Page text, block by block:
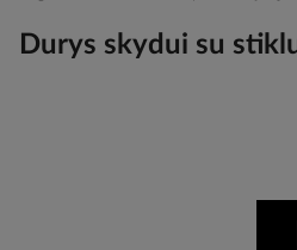
Durys skydui su